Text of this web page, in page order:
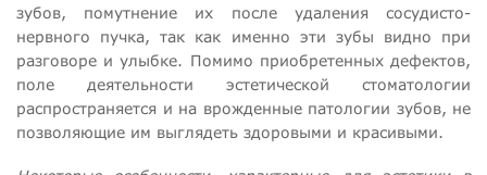
зубов, помутнение их после удаления сосудисто-
нервного пучка, так как именно эти зубы видно при
разговоре и улыбке. Помимо приобретенных дефектов,
поле деятельности эстетической стоматологии
распространяется и на врожденные патологии зубов, не
позволяющие им выглядеть здоровыми и красивыми.